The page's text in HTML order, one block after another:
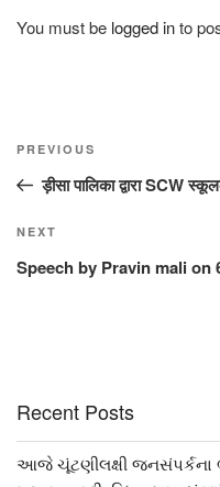
You must be logged into
Post
navigation
Previous
Post
PREVIOUS
ड़ीसा पालिका द्वारा SCW
Next
Post
NEXT
Speech by Pravin mali on
Recent Posts
આજે ચૂંટણીલક્ષી જનસંપર્કના